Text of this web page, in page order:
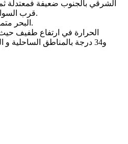
الشرقي بالجنوب ضعيفة فمعتدلة
قرب السواحل الشرقية و بالجنوب.
البحر متموج إلى قليل الاضطراب.
الحرارة في ارتفاع طفيف حيث